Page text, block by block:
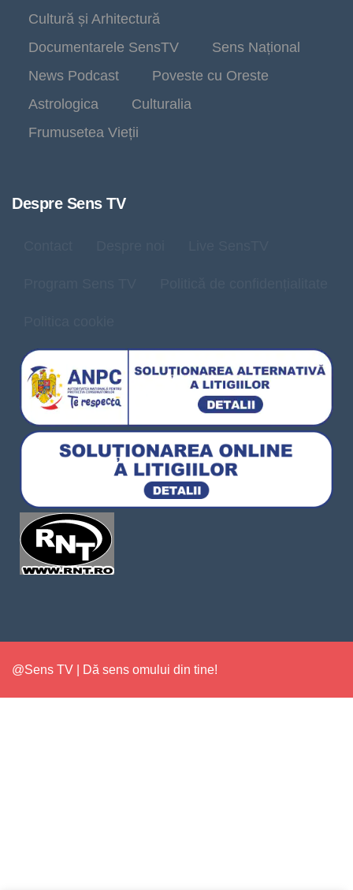
Cultură și Arhitectură
Documentarele SensTV
Sens Național
News Podcast
Poveste cu Oreste
Astrologica
Culturalia
Frumusetea Vieții
Despre Sens TV
@Sens TV | Dă sens omului din tine!